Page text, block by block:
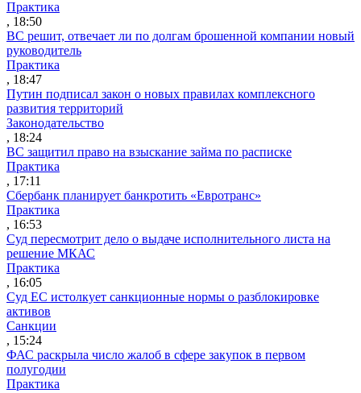
Практика
, 18:50
ВС решит, отвечает ли по долгам брошенной компании новый
руководитель
Практика
, 18:47
Путин подписал закон о новых правилах комплексного
развития территорий
Законодательство
, 18:24
ВС защитил право на взыскание займа по расписке
Практика
, 17:11
Сбербанк планирует банкротить «Евротранс»
Практика
, 16:53
Суд пересмотрит дело о выдаче исполнительного листа на
решение МКАС
Практика
, 16:05
Суд ЕС истолкует санкционные нормы о разблокировке
активов
Санкции
, 15:24
ФАС раскрыла число жалоб в сфере закупок в первом
полугодии
Практика